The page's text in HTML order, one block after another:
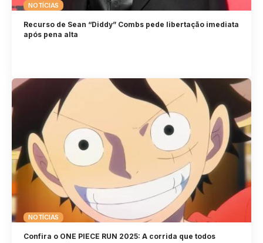
NOTÍCIAS
Recurso de Sean “Diddy” Combs pede libertação imediata
após pena alta
NOTÍCIAS
Confira o ONE PIECE RUN 2025: A corrida que todos